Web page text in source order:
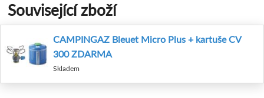
Související zboží
CAMPINGAZ Bleuet Micro Plus + kartuše CV
300 ZDARMA
Skladem